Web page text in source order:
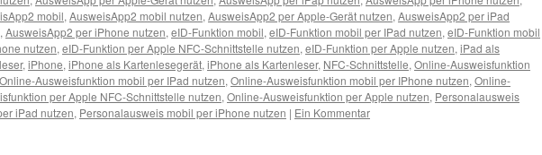
mobil, AusweisApp2 mobil nutzen, AusweisApp2 per Apple-Gerät nutzen, AusweisApp2 per iPad
, AusweisApp2 per iPhone nutzen, eID-Funktion mobil, eID-Funktion mobil per IPad nutzen, eID-Funktion mobil
nutzen, eID-Funktion per Apple NFC-Schnittstelle nutzen, eID-Funktion per Apple nutzen, iPad als
, iPhone, iPhone als Kartenlesegerät, iPhone als Kartenleser, NFC-Schnittstelle, Online-Ausweisfunktion
Online-Ausweisfunktion mobil per IPad nutzen, Online-Ausweisfunktion mobil per IPhone nutzen, Online-
per Apple NFC-Schnittstelle nutzen, Online-Ausweisfunktion per Apple nutzen, Personalausweis
iPad nutzen, Personalausweis mobil per iPhone nutzen | Ein Kommentar